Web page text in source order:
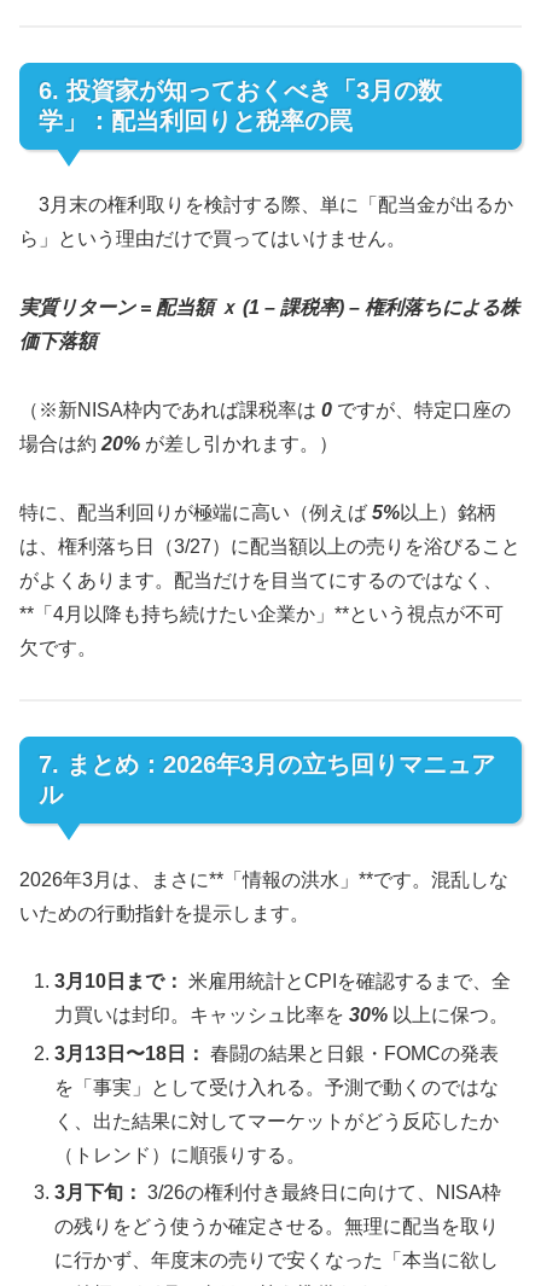
6. 投資家が知っておくべき「3月の数
学」：配当利回りと税率の罠
3月末の権利取りを検討する際、単に「配当金が出るか
ら」という理由だけで買ってはいけません。
実質リターン = 配当額 ｘ (1 – 課税率) – 権利落ちによる株
価下落額
（※新NISA枠内であれば課税率は 0 ですが、特定口座の
場合は約 20% が差し引かれます。）
特に、配当利回りが極端に高い（例えば 5%以上）銘柄
は、権利落ち日（3/27）に配当額以上の売りを浴びること
がよくあります。配当だけを目当てにするのではなく、
**「4月以降も持ち続けたい企業か」**という視点が不可
欠です。
7. まとめ：2026年3月の立ち回りマニュア
ル
2026年3月は、まさに**「情報の洪水」**です。混乱しな
いための行動指針を提示します。
3月10日まで： 米雇用統計とCPIを確認するまで、全
力買いは封印。キャッシュ比率を30% 以上に保つ。
3月13日〜18日： 春闘の結果と日銀・FOMCの発表
を「事実」として受け入れる。予測で動くのではな
く、出た結果に対してマーケットがどう反応したか
（トレンド）に順張りする。
3月下旬： 3/26の権利付き最終日に向けて、NISA枠
の残りをどう使うか確定させる。無理に配当を取り
に行かず、年度末の売りで安くなった「本当に欲し